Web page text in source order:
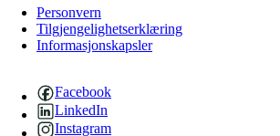
Personvern
Tilgjengelighetserklæring
Informasjonskapsler
Facebook
LinkedIn
Instagram